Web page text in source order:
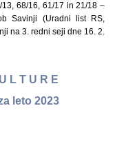
13, 68/16, 61/17 in 21/18 –
Savinji (Uradni list RS,
na 3. redni seji dne 16. 2.
L T U R E
leto 2023